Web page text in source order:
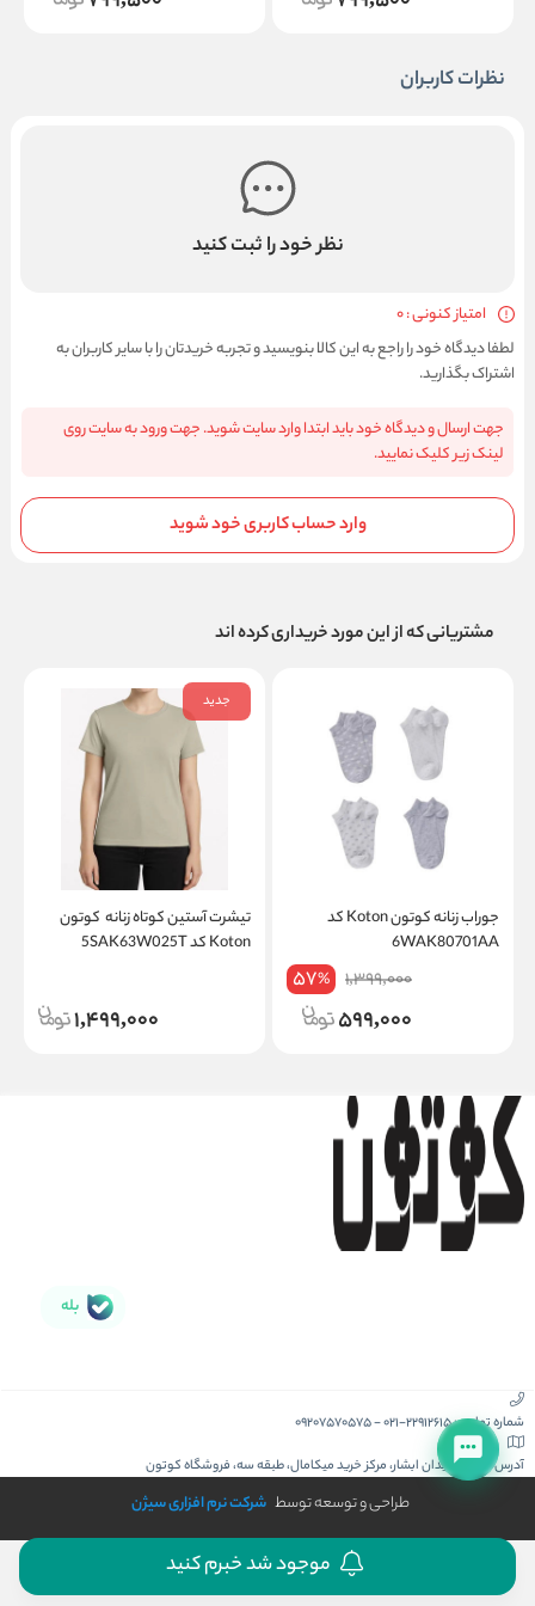
نظرات کاربران
نظر خود را ثبت کنید
امتیاز کنونی : 0
لطفا دیدگاه خود را راجع به این کالا بنویسید و تجربه خریدتان را با سایر کاربران به
اشتراک بگذارید.
جهت ارسال و دیدگاه خود باید ابتدا وارد سایت شوید. جهت ورود به سایت روی
لینک زیر کلیک نمایید.
وارد حساب کاربری خود شوید
مشتریانی که از این مورد خریداری کرده اند
جوراب زنانه کوتون Koton کد
6WAK80701AA
1,399,000
57%
599,000
جدید
تیشرت آستین کوتاه زنانه کوتون
Koton کد 5SAK63W025T
1,499,000
بله
شماره تماس :021-22912615
-
09207570575
آدرس :کیش، میدان ابشار، مرکز خرید میکامال، طبقه سه، فروشگاه کوتون
طراحی و توسعه توسط شرکت نرم افزاری سیژن